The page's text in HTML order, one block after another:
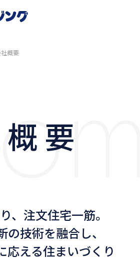
概要
要
、注文住宅一筋。
技術を融合し、
応える住まいづくり